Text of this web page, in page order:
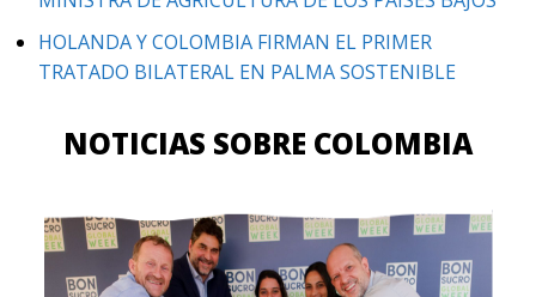
HOLANDA Y COLOMBIA FIRMAN EL PRIMER
TRATADO BILATERAL EN PALMA SOSTENIBLE
NOTICIAS SOBRE COLOMBIA